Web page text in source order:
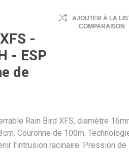
-
- ESP
de
AJOUTER À LA
COMPARAISON
Rain Bird XFS, diamètre
Couronne de 100m.
l'intrusion racinaire. Pression de